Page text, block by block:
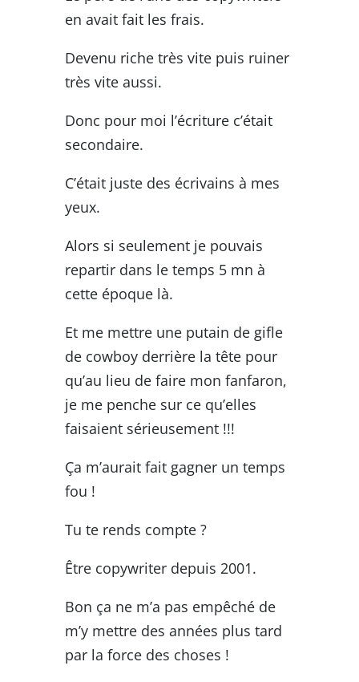
en avait fait les frais.
Devenu riche très vite puis ruiner
très vite aussi.
Donc pour moi l’écriture c’était
secondaire.
C’était juste des écrivains à mes
yeux.
Alors si seulement je pouvais
repartir dans le temps 5 mn à
cette époque là.
Et me mettre une putain de gifle
de cowboy derrière la tête pour
qu’au lieu de faire mon fanfaron,
je me penche sur ce qu’elles
faisaient sérieusement !!!
Ça m’aurait fait gagner un temps
fou !
Tu te rends compte ?
Être copywriter depuis 2001.
Bon ça ne m’a pas empêché de
m’y mettre des années plus tard
par la force des choses !